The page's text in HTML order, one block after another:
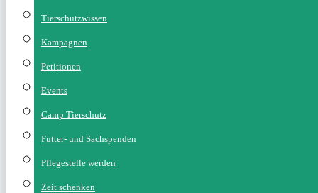
Tierschutzwissen
Kampagnen
Petitionen
Events
Camp Tierschutz
Futter- und Sachspenden
Pflegestelle werden
Zeit schenken